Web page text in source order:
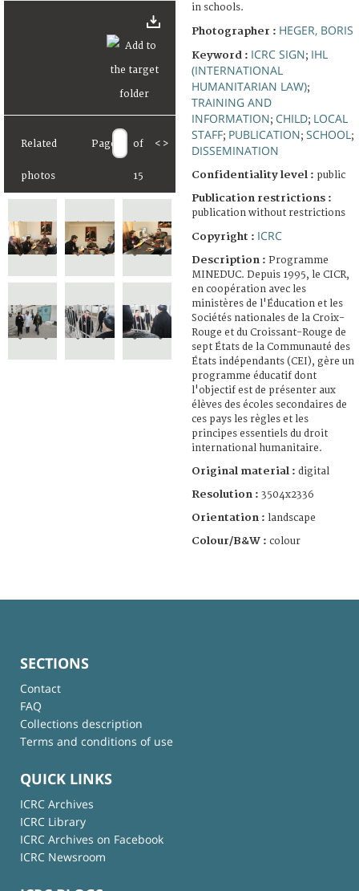
Related
photos
Page of
15
< >
in schools.
Photographer : HEGER, BORIS
Keyword : ICRC SIGN; IHL
(INTERNATIONAL
HUMANITARIAN LAW);
TRAINING AND
INFORMATION; CHILD; LOCAL
STAFF; PUBLICATION; SCHOOL ;
DISSEMINATION
Confidentiality level : public
Publication restrictions :
publication without restrictions
Copyright : ICRC
Description : Programme
MINEDUC. Depuis 1995, le CICR,
en coopération avec les
ministères de l'Éducation et les
Sociétés nationales de la Croix-
Rouge et du Croissant-Rouge de
sept États de la Communauté des
États indépendants (CEI), gère un
programme éducatif dont
l'objectif est de présenter aux
élèves des écoles secondaires de
ces pays les règles et les
principes essentiels du droit
international humanitaire.
Original material : digital
Resolution : 3504x2336
Orientation : landscape
Colour/B&W : colour
SECTIONS
Contact
FAQ
Collections description
Terms and conditions of use
QUICK LINKS
ICRC Archives
ICRC Library
ICRC Archives on Facebook
ICRC Newsroom